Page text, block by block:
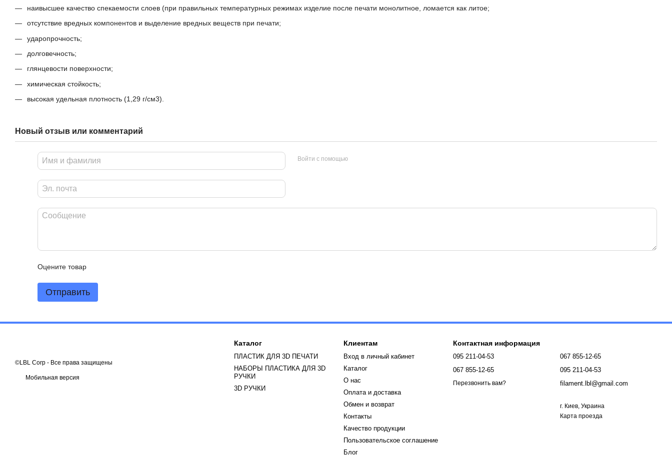
наивысшее качество спекаемости слоев (при правильных температурных режимах изделие после печати монолитное, ломается как литое;
отсутствие вредных компонентов и выделение вредных веществ при печати;
ударопрочность;
долговечность;
глянцевости поверхности;
химическая стойкость;
высокая удельная плотность (1,29 г/см3).
Новый отзыв или комментарий
Войти с помощью
Оцените товар
Отправить
©LBL Corp - Все права защищены
Мобильная версия
Каталог
ПЛАСТИК ДЛЯ 3D ПЕЧАТИ
НАБОРЫ ПЛАСТИКА ДЛЯ 3D
РУЧКИ
3D РУЧКИ
Клиентам
Вход в личный кабинет
Каталог
О нас
Оплата и доставка
Обмен и возврат
Контакты
Качество продукции
Пользовательское соглашение
Блог
Контактная информация
095 211-04-53
067 855-12-65
Перезвонить вам?
067 855-12-65
095 211-04-53
filament.lbl@gmail.com
г. Киев, Украина
Карта проезда